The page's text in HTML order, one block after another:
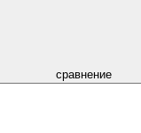
сравнение